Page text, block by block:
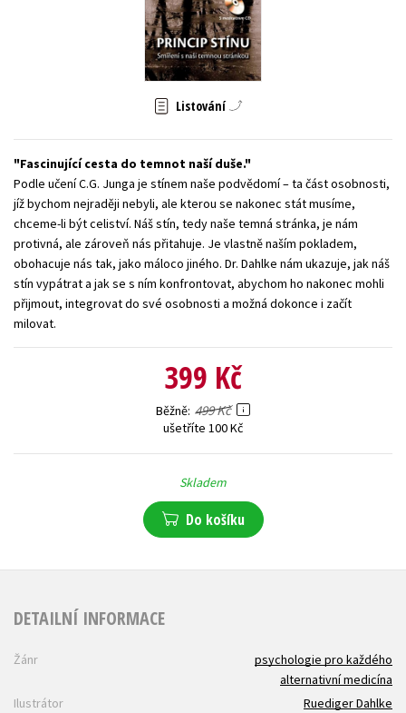
Zahraniční literatura
Všechny tituly
Listování
Fascinující cesta do temnot naší duše.
Podle učení C.G. Junga je stínem naše podvědomí – ta část osobnosti,
jíž bychom nejraději nebyli, ale kterou se nakonec stát musíme,
chceme-li být celiství. Náš stín, tedy naše temná stránka, je nám
protivná, ale zároveň nás přitahuje. Je vlastně naším pokladem,
obohacuje nás tak, jako máloco jiného. Dr. Dahlke nám ukazuje, jak náš
stín vypátrat a jak se s ním konfrontovat, abychom ho nakonec mohli
přijmout, integrovat do své osobnosti a možná dokonce i začít
milovat.
399 Kč
Běžně 499 Kč
ušetříte 100 Kč
Skladem
Do košíku
DETAILNÍ INFORMACE
Žánr
psychologie pro každého
alternativní medicína
Ilustrátor
Ruediger Dahlke